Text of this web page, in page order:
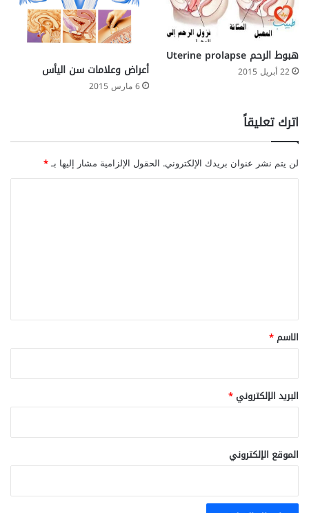
هبوط الرحم Uterine prolapse
22 أبريل 2015 أعراض وعلامات سن اليأس
6 مارس 2015
اترك تعليقاً
لن يتم نشر عنوان بريدك الإلكتروني. الحقول الإلزامية مشار إليها بـ*
*
الاسم*
البريد الإلكتروني*
الموقع الإلكتروني